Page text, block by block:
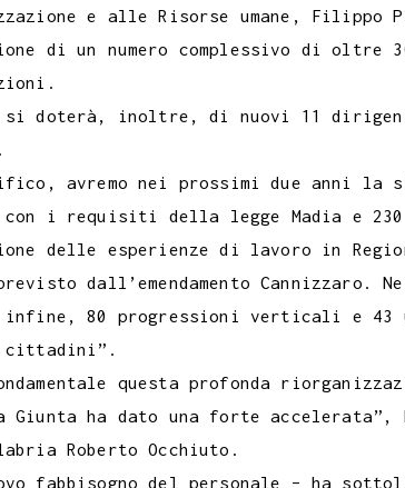
e alle Risorse umane, Filippo
di un numero complessivo di oltre
si doterà, inoltre, di nuovi 11
avremo nei prossimi due anni la
i requisiti della legge Madia e
delle esperienze di lavoro in
dall’emendamento Cannizzaro.
80 progressioni verticali e 43
questa profonda
Giunta ha dato una forte
Roberto Occhiuto.
fabbisogno del personale – ha